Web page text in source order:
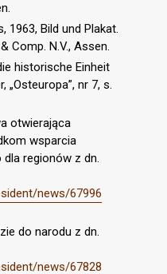
1963, Bild und Plakat.
Comp. N.V., Assen.
historische Einheit
„Osteuropa”, nr 7, s.
otwierająca
wsparcia
regionów z dn.
news/67996
do narodu z dn.
news/67828